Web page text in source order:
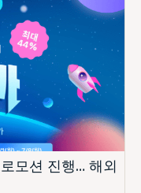
모션 진행… 해외